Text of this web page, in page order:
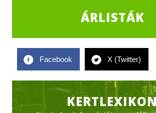
ÁRLISTÁK
Facebook X (Twitter)